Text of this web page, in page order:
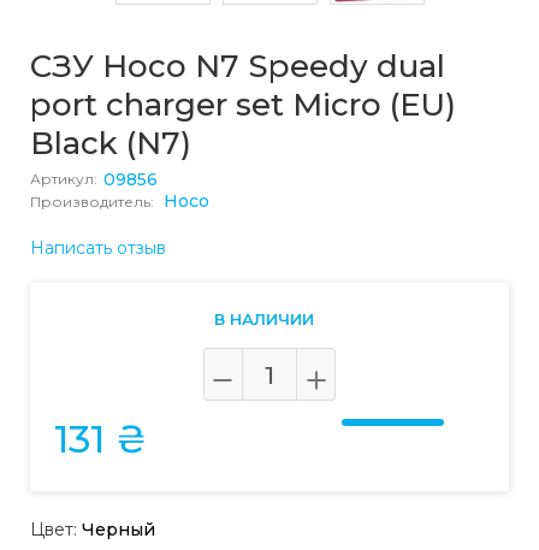
СЗУ Hoco N7 Speedy dual
port charger set Micro (EU)
Black (N7)
Артикул: 09856
Производитель: Hoco
Написать отзыв
В НАЛИЧИИ
131 ₴
Цвет: Черный